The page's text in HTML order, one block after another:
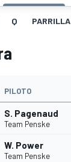
Q PARRILLA
PILOTO
S. Pagenaud
Team Penske
W. Power
Team Penske